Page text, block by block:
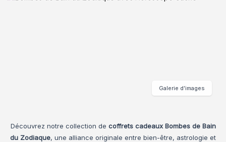
Découvrez notre collection de coffrets cadeaux Bombes de Bain
du Zodiaque, une alliance originale entre bien-être, astrologie et
Galerie d’images